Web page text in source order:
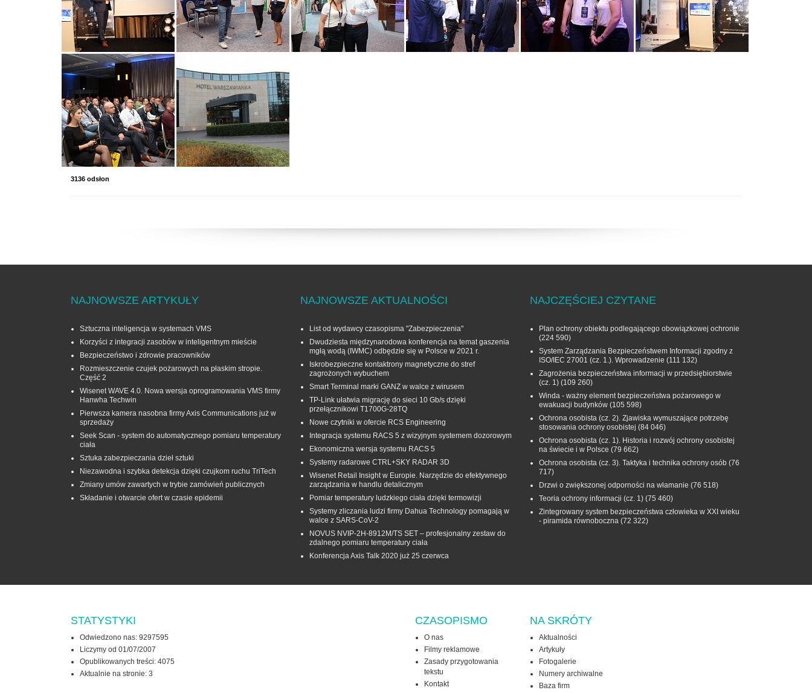
3136 odsłon
NAJNOWSZE ARTYKUŁY
Sztuczna inteligencja w systemach VMS
Korzyści z integracji zasobów w inteligentnym mieście
Bezpieczeństwo i zdrowie pracowników
Rozmieszczenie czujek pożarowych na płaskim stropie.
Część 2
Wisenet WAVE 4.0. Nowa wersja oprogramowania VMS firmy
Hanwha Techwin
Pierwsza kamera nasobna firmy Axis Communications już w
sprzedaży
Seek Scan - system do automatycznego pomiaru temperatury
ciała
Sztuka zabezpieczania dzieł sztuki
Niezawodna i szybka detekcja dzięki czujkom ruchu TriTech
Zmiany umów zawartych w trybie zamówień publicznych
Składanie i otwarcie ofert w czasie epidemii
NAJNOWSZE AKTUALNOŚCI
List od wydawcy czasopisma "Zabezpieczenia"
Dwudziesta międzynarodowa konferencja na temat gaszenia
mgłą wodą (IWMC) odbędzie się w Polsce w 2021 r.
Iskrobezpieczne kontaktrony magnetyczne do stref
zagrożonych wybuchem
Smart Terminal marki GANZ w walce z wirusem
TP-Link ułatwia migrację do sieci 10 Gb/s dzięki
przełącznikowi T1700G‑28TQ
Nowe czytniki w ofercie RCS Engineering
Integracja systemu RACS 5 z wizyjnym systemem dozorowym
Ekonomiczna wersja systemu RACS 5
Systemy radarowe CTRL+SKY RADAR 3D
Wisenet Retail Insight w Europie. Narzędzie do efektywnego
zarządzania w handlu detalicznym
Pomiar temperatury ludzkiego ciała dzięki termowizji
Systemy zliczania ludzi firmy Dahua Technology pomagają w
walce z SARS-CoV-2
NOVUS NVIP-2H-8912M/TS SET – profesjonalny zestaw do
zdalnego pomiaru temperatury ciała
Konferencja Axis Talk 2020 już 25 czerwca
NAJCZĘŚCIEJ CZYTANE
Plan ochrony obiektu podlegającego obowiązkowej ochronie
(224 590)
System Zarządzania Bezpieczeństwem Informacji zgodny z
ISO/IEC 27001 (cz. 1.). Wprowadzenie (111 132)
Zagrożenia bezpieczeństwa informacji w przedsiębiorstwie
(cz. 1) (109 260)
Winda - ważny element bezpieczeństwa pożarowego w
ewakuacji budynków (105 598)
Ochrona osobista (cz. 2). Zjawiska wymuszające potrzebę
stosowania ochrony osobistej (84 046)
Ochrona osobista (cz. 1). Historia i rozwój ochrony osobistej
na świecie i w Polsce (79 662)
Ochrona osobista (cz. 3). Taktyka i technika ochrony osób (76
717)
Drzwi o zwiększonej odporności na włamanie (76 518)
Teoria ochrony informacji (cz. 1) (75 460)
Zintegrowany system bezpieczeństwa człowieka w XXI wieku
- piramida równoboczna (72 322)
STATYSTYKI
Odwiedzono nas: 9297595
Liczymy od 01/07/2007
Opublikowanych treści: 4075
Aktualnie na stronie: 3
CZASOPISMO
O nas
Filmy reklamowe
Zasady przygotowania
tekstu
Kontakt
NA SKRÓTY
Aktualności
Artykuły
Fotogalerie
Numery archiwalne
Baza firm